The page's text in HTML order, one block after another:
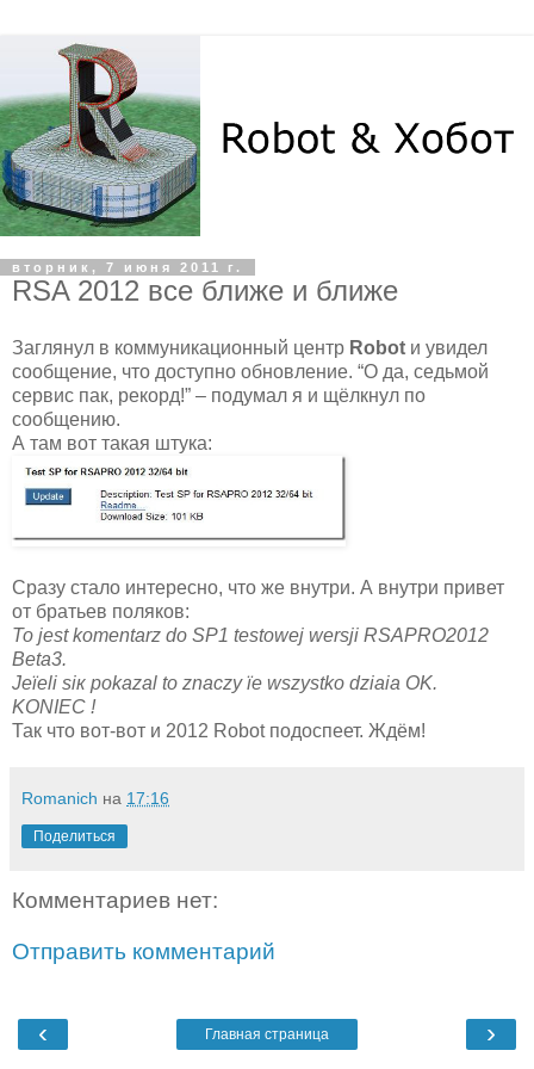
вторник, 7 июня 2011 г.
RSA 2012 все ближе и ближе
Заглянул в коммуникационный центр Robot и увидел
сообщение, что доступно обновление. “О да, седьмой
сервис пак, рекорд!” – подумал я и щёлкнул по
сообщению.
А там вот такая штука:
Сразу стало интересно, что же внутри. А внутри привет
от братьев поляков:
To jest komentarz do SP1 testowej wersji RSAPRO2012
Beta3.
Jeїeli siк pokazal to znaczy їe wszystko dziaіa OK.
KONIEC !
Так что вот-вот и 2012 Robot подоспеет. Ждём!
Romanich на 17:16
Поделиться
Комментариев нет:
Отправить комментарий
‹ ›
Главная страница